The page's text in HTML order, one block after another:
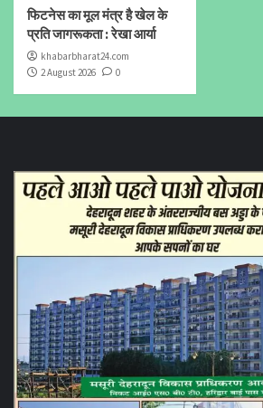
फिटनेस का मूल मंत्र है खेल के
प्रति जागरूकता : रेखा आर्या
khabarbharat24.com
2 August 2026
0